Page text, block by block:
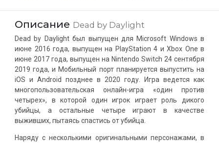
Описание Dead by Daylight
Dead by Daylight был выпущен для Microsoft Windows в
июне 2016 года, выпущен на PlayStation 4 и Xbox One в
июне 2017 года, выпущен на Nintendo Switch 24 сентября
2019 года, и Мобильный порт планируется выпустить на
iOS и Android позднее в 2020 году. Игра ведется как
многопользовательская онлайн-игра «один против
четырех», в которой один игрок играет роль дикого
убийцы, а остальные четыре играют в качестве
выживших, пытаясь спастись от убийца.
Наряду с несколькими оригинальными персонажами, в